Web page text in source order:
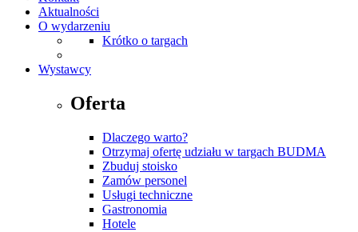
Aktualności
O wydarzeniu
Krótko o targach
Wystawcy
Oferta
Dlaczego warto?
Otrzymaj ofertę udziału w targach BUDMA
Zbuduj stoisko
Zamów personel
Usługi techniczne
Gastronomia
Hotele